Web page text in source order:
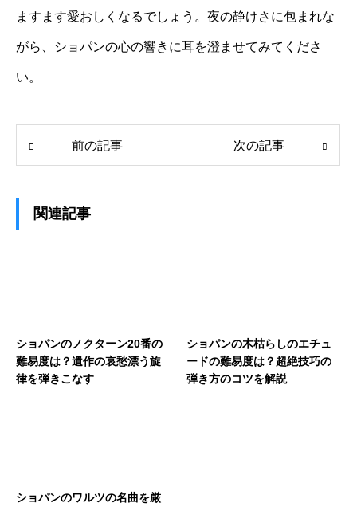
ますます愛おしくなるでしょう。夜の静けさに包まれな
がら、ショパンの心の響きに耳を澄ませてみてくださ
い。
前の記事 次の記事
関連記事
ショパンのノクターン20番の
難易度は？遺作の哀愁漂う旋
律を弾きこなす
ショパンの木枯らしのエチュ
ードの難易度は？超絶技巧の
弾き方のコツを解説
ショパンのワルツの名曲を厳